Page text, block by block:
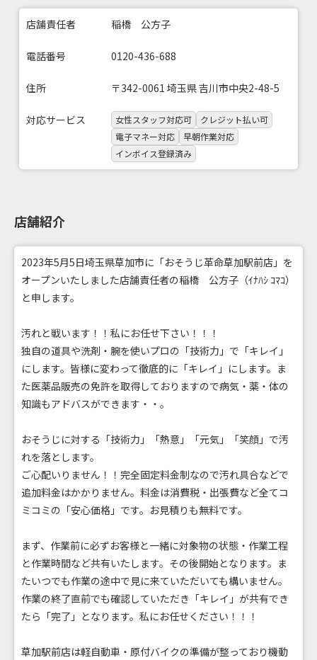
店舗責任者 稲橋 公方子
電話番号 0120-436-688
住所 〒342-0061 埼玉県 吉川市中央2-48-5
対応サービス 女性スタッフ対応可
クレジット払い可
電子マネー対応
早朝作業対応
インボイス登録済み
店舗紹介
2023年5月5日埼玉県草加市に「おそうじ革命草加駅前店」を
オープンいたしました店舗責任者の稲橋 公方子（ｲﾅﾊｼ ｺﾏｺ）
と申します。
汚れと戦います！！私にお任せ下さい！！！
独自の道具や洗剤・腕を使いプロの「技術力」で「キレイ」
にします。皆様に変わって徹底的に「キレイ」にします。ま
た医薬品販売の免許を取得しておりますので病気・薬・体の
知識もアドバスができます・・。
おそうじに対する「技術力」「熱意」「元気」「笑顔」で汚
れを落とします。
ご心配いりません！！完全固定料金制なので汚れ具合などで
追加料金はかかりません。料金は消費税・出張費など全てコ
ミコミの「安心価格」です。お見積りも無料です。
まず、作業前に必ずお客様と一緒に対象物の状態・作業工程
と作業時間など共有いたします。その後開始となります。ま
たいつでも作業の途中で見に来ていただいても構いません。
作業の終了直前でも確認していただき「キレイ」が共有でき
たら「完了」となります。私にお任せください！！！
草加駅前店は軽自動車・原付バイクの準備が整っており機動